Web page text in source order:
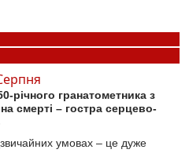
річного гранатометника з
смерті – гостра серцево-
умовах – це дуже